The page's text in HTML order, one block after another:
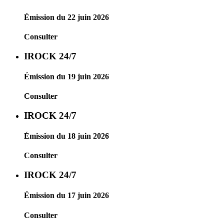
Émission du 22 juin 2026
Consulter
IROCK 24/7
Émission du 19 juin 2026
Consulter
IROCK 24/7
Émission du 18 juin 2026
Consulter
IROCK 24/7
Émission du 17 juin 2026
Consulter